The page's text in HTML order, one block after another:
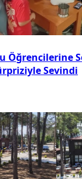
Öğrencilerine
Sevindi